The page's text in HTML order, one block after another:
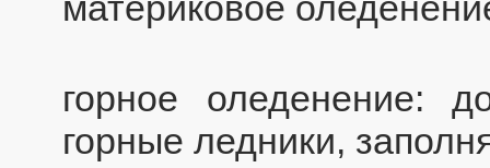
горное оледенение:
горные ледники,